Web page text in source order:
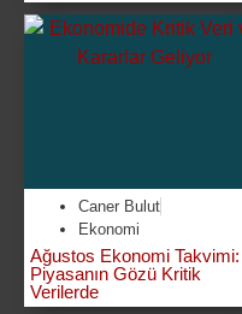
Caner Bulut
Ekonomi
Ağustos Ekonomi Takvimi:
Piyasanın Gözü Kritik
Verilerde